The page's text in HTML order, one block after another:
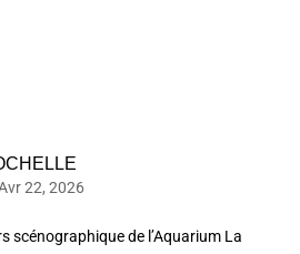
22, 2026
scénographique de l’Aquarium La